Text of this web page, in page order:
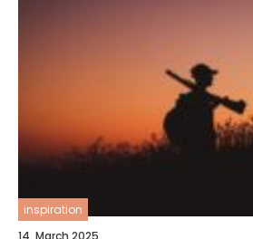
inspiration
14. March 2025